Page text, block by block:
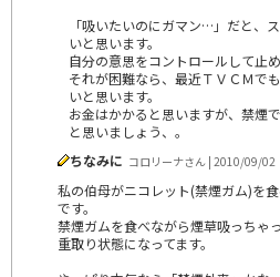
「吸いたいのにガマン…」だと、
いと思います。
自分の意思をコントロールして止
それが困難なら、最近ＴＶＣＭで
いと思います。
お金はかかると思いますが、禁煙
と思いましょう、。
ちなみに コロリーナさん | 2010/09/02
私の伯母がニコレット(禁煙ガム)を
です。
禁煙ガムを食べながら煙草吸っちゃ
重取り状態になってます。